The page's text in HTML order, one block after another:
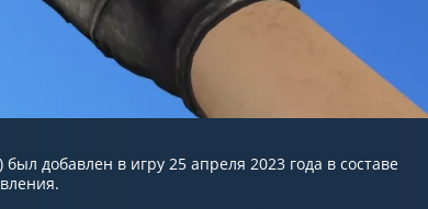
добавлен в игру 25 апреля 2023 года в составе